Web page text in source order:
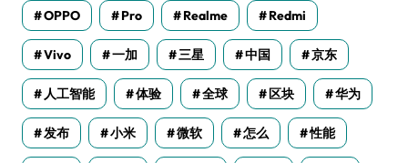
OPPO Pro Realme Redmi
Vivo 一加 三星 中国 京东
人工智能 体验 全球 区块 华为
发布 小米 微软 怎么 性能